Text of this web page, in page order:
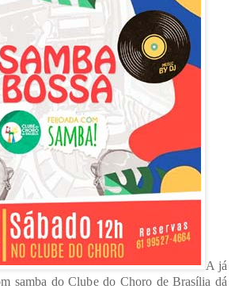
A já
samba do Clube do Choro de Brasília dá